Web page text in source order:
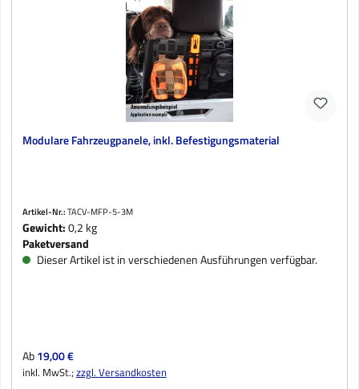
Modulare Fahrzeugpanele, inkl. Befestigungsmaterial
Artikel-Nr.:TACV-MFP-5-3M
Gewicht:0,2 kg
Paketversand
Dieser Artikel ist in verschiedenen Ausführungen verfügbar.
Regulärer Preis:
Ab19,00 €
inkl. MwSt.;zzgl. Versandkosten